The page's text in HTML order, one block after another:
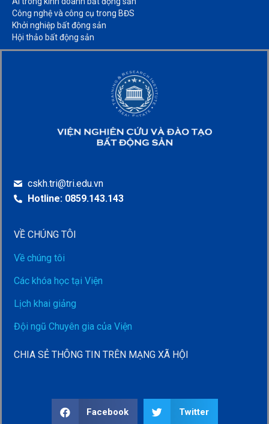
Công nghệ và công cụ trong BĐS​
Khởi nghiệp bất động sản​
Hội thảo bất động sản​
cskh.tri@tri.edu.vn
Hotline: 0859.143.143
VỀ CHÚNG TÔI
Về chúng tôi
Các khóa học tại Viện
Lịch khai giảng
Đội ngũ Chuyên gia của Viện
CHIA SẺ THÔNG TIN TRÊN MẠNG XÃ HỘI
Facebook Twitter